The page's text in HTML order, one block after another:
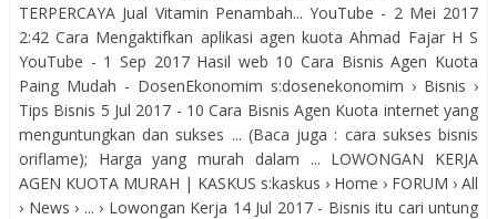
TERPERCAYA Jual Vitamin Penambah... YouTube - 2 Mei 2017
2:42 Cara Mengaktifkan aplikasi agen kuota Ahmad Fajar H S
YouTube - 1 Sep 2017 Hasil web 10 Cara Bisnis Agen Kuota
Paing Mudah - DosenEkonomim s:dosenekonomim › Bisnis ›
Tips Bisnis 5 Jul 2017 - 10 Cara Bisnis Agen Kuota internet yang
menguntungkan dan sukses ... (Baca juga : cara sukses bisnis
oriflame); Harga yang murah dalam ... LOWONGAN KERJA
AGEN KUOTA MURAH | KASKUS s:kaskus › Home › FORUM › All
› News › ... › Lowongan Kerja 14 Jul 2017 - Bisnis itu cari untung